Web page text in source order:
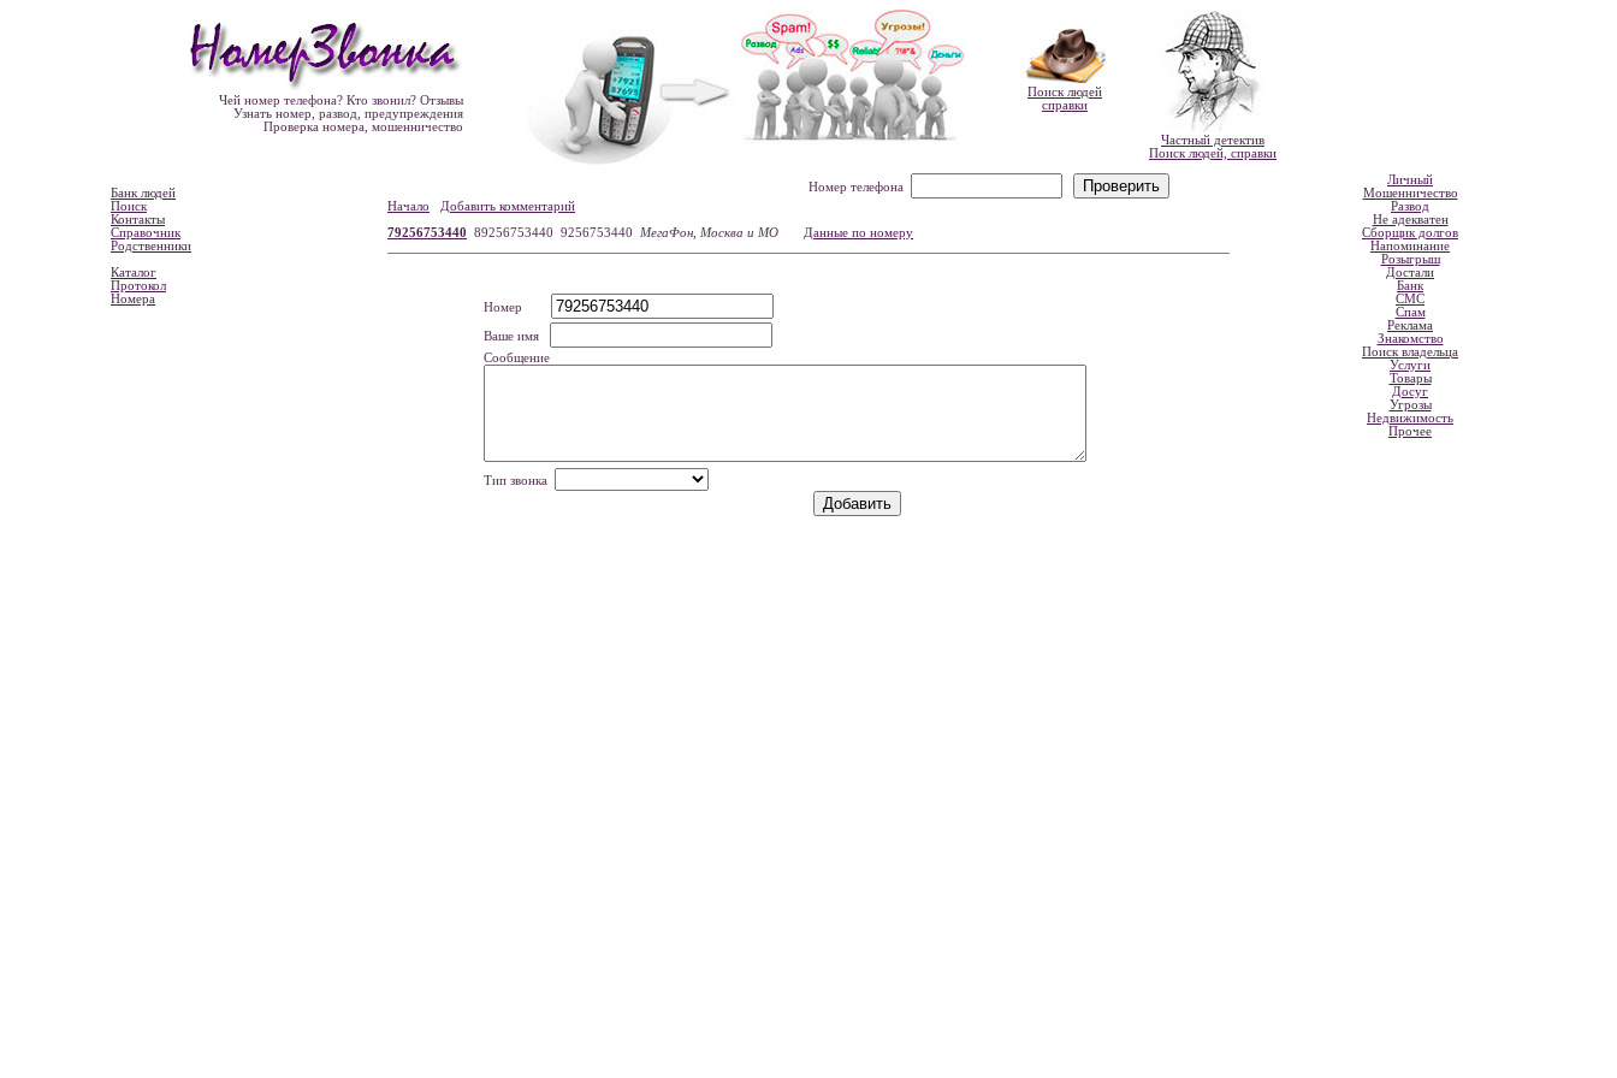
Чей номер телефона? Кто звонил? Отзывы
Узнать номер, развод, предупреждения
Проверка номера, мошенничество
Поиск людей
справки
Частный детектив
Поиск людей, справки
Банк людей
Поиск
Контакты
Справочник
Родственники
Каталог
Протокол
Номера
Номер телефона
Начало
Добавить комментарий
79256753440 89256753440 9256753440 МегаФон, Москва и МО Данные по номеру
Номер
Ваше имя
Сообщение
Тип звонка
Личный
Мошенничество
Развод
Не адекватен
Сборщик долгов
Напоминание
Розыгрыш
Достали
Банк
СМС
Спам
Реклама
Знакомство
Поиск владельца
Услуги
Товары
Досуг
Угрозы
Недвижимость
Прочее